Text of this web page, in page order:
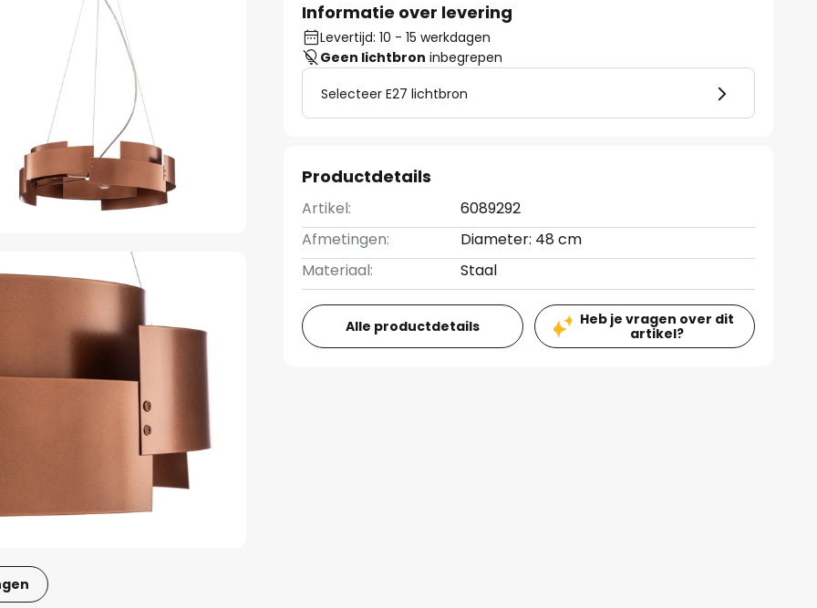
Informatie over levering
Levertijd: 10 - 15 werkdagen
Geen lichtbron inbegrepen
Selecteer E27 lichtbron
Productdetails
Artikel:
6089292
Afmetingen:
Diameter: 48 cm
Materiaal:
Staal
Alle productdetails
Heb je vragen over dit
artikel?